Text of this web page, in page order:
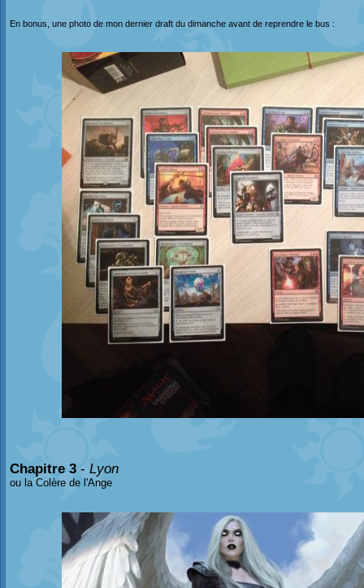
En bonus, une photo de mon dernier draft du dimanche avant de reprendre le bus :
Chapitre 3 - Lyon
ou la Colère de l'Ange